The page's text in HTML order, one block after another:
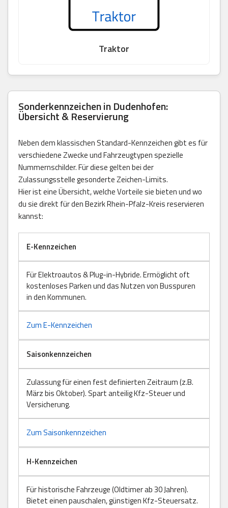
Traktor
Sonderkennzeichen in Dudenhofen:
Übersicht & Reservierung
Neben dem klassischen Standard-Kennzeichen gibt es für
verschiedene Zwecke und Fahrzeugtypen spezielle
Nummernschilder. Für diese gelten bei der
Zulassungsstelle gesonderte Zeichen-Limits.
Hier ist eine Übersicht, welche Vorteile sie bieten und wo
du sie direkt für den Bezirk Rhein-Pfalz-Kreis reservieren
kannst:
E-Kennzeichen
Für Elektroautos & Plug-in-Hybride. Ermöglicht oft
kostenloses Parken und das Nutzen von Busspuren
in den Kommunen.
Zum E-Kennzeichen
Saisonkennzeichen
Zulassung für einen fest definierten Zeitraum (z.B.
März bis Oktober). Spart anteilig Kfz-Steuer und
Versicherung.
Zum Saisonkennzeichen
H-Kennzeichen
Für historische Fahrzeuge (Oldtimer ab 30 Jahren).
Bietet einen pauschalen, günstigen Kfz-Steuersatz.